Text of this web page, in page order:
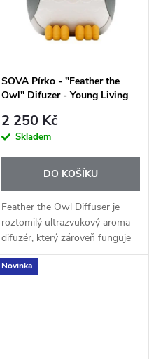
SOVA Pírko - "Feather the
Owl" Difuzer - Young Living
2 250 Kč
Skladem
DO KOŠÍKU
Feather the Owl Diffuser je
roztomilý ultrazvukový aroma
difuzér, který zároveň funguje
jako zvlhčovač vzduchu, noční
světlo a přehrávač uklidňujících
Novinka